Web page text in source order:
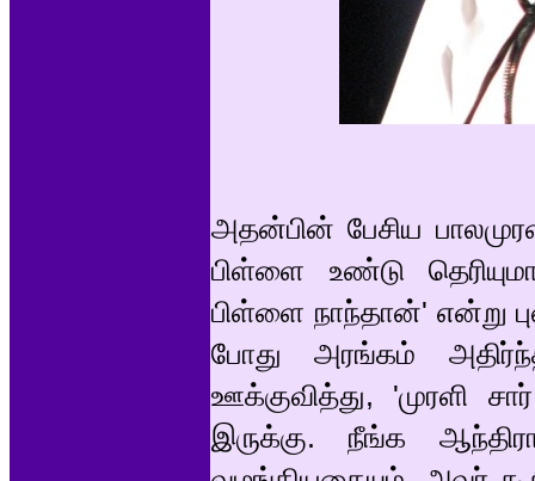
அதன்பின் பேசிய
பிள்ளை உண்டு
பிள்ளை நாந்தான்' என்று
போது அரங்கம்
ஊக்குவித்து, 'முரளி
இருக்கு. நீங்க